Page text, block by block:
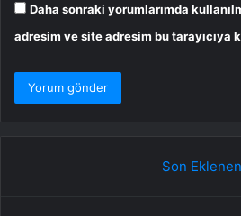
Daha sonraki yorumlarımda
adresim ve site adresim bu tarayıcıya
Son Eklenen